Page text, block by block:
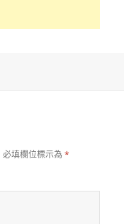
必填欄位標示為*